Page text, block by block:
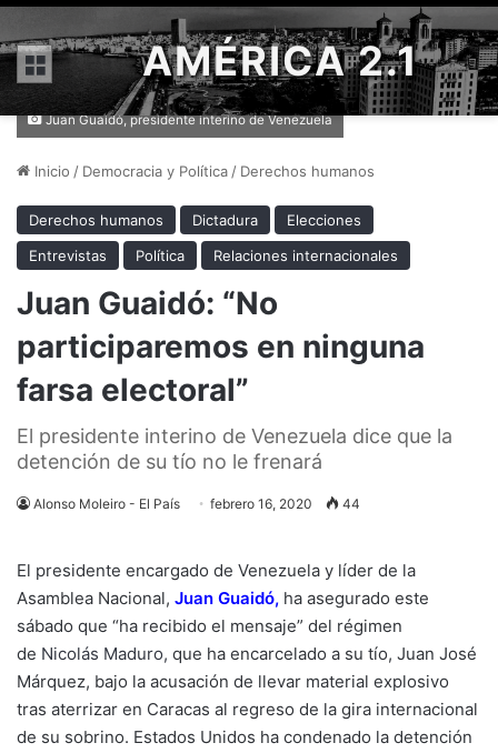
Menú AMÉRICA 2.1
Juan Guaidó, presidente interino de Venezuela
Inicio / Democracia y Política / Derechos humanos
Derechos humanos Dictadura
Elecciones
Entrevistas
Política Relaciones internacionales
Juan Guaidó: “No
participaremos en ninguna
farsa electoral”
El presidente interino de Venezuela dice que la
detención de su tío no le frenará
Alonso Moleiro - El País febrero 16, 2020 44
El presidente encargado de Venezuela y líder de la
Asamblea Nacional, Juan Guaidó, ha asegurado este
sábado que “ha recibido el mensaje” del régimen
de Nicolás Maduro, que ha encarcelado a su tío, Juan José
Márquez, bajo la acusación de llevar material explosivo
tras aterrizar en Caracas al regreso de la gira internacional
de su sobrino. Estados Unidos ha condenado la detención